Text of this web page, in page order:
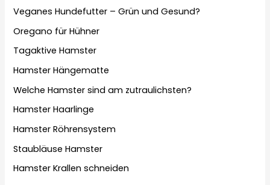
Veganes Hundefutter – Grün und Gesund?
Oregano für Hühner
Tagaktive Hamster
Hamster Hängematte
Welche Hamster sind am zutraulichsten?
Hamster Haarlinge
Hamster Röhrensystem
Staubläuse Hamster
Hamster Krallen schneiden